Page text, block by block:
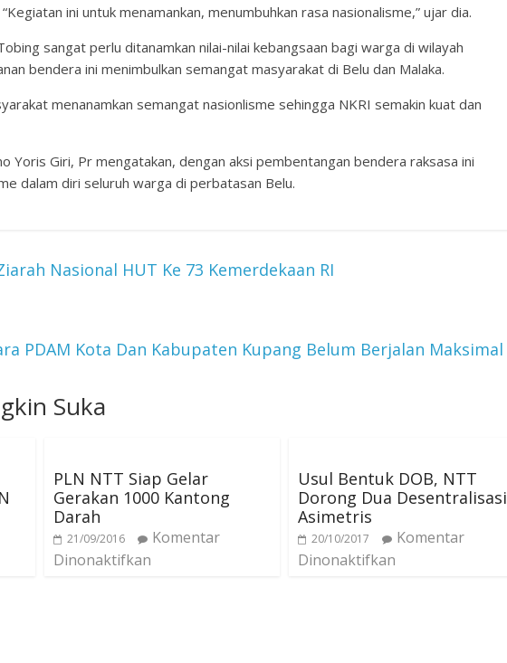
ini untuk menamankan, menumbuhkan rasa nasionalisme,” ujar dia.
sangat perlu ditanamkan nilai-nilai kebangsaan bagi warga di wilayah
bendera ini menimbulkan semangat masyarakat di Belu dan Malaka.
menanamkan semangat nasionlisme sehingga NKRI semakin kuat dan
Yoris Giri, Pr mengatakan, dengan aksi pembentangan bendera raksasa ini
dalam diri seluruh warga di perbatasan Belu.
Nasional HUT Ke 73 Kemerdekaan RI
PDAM Kota Dan Kabupaten Kupang Belum Berjalan Maksimal
Suka
PLN NTT Siap Gelar
Gerakan 1000 Kantong
Darah
21/09/2016
Komentar
Dinonaktifkan
Usul Bentuk DOB, NTT
Dorong Dua Desentralisasi
Asimetris
20/10/2017
Komentar
Dinonaktifkan